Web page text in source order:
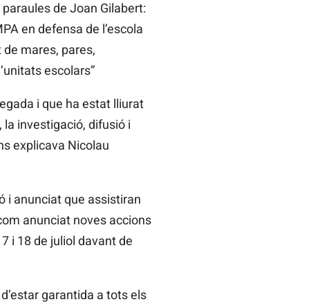
de Joan Gilabert:
en defensa de l’escola
mares, pares,
escolars”
i que ha estat lliurat
la investigació, difusió i
explicava Nicolau
i anunciat que assistiran
anunciat noves accions
i 18 de juliol davant de
garantida a tots els